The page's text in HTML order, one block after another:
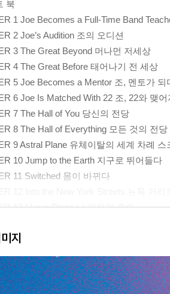
북
1 Joe Becomes a Full-Time Band
2 Joe’s Audition 조의 오디션
3 The Great Beyond 머나먼 저세상
4 The Great Before 태어나기 전 세상
5 Joe Becomes a Mentor 조, 멘토가 되
6 Joe Is Matched With 22 조, 22와 맺어
7 The Hall of You 당신의 전당
8 The Hall of Everything 모든 것의 전당
9 Astral Plane 유체이탈의 세계 차례 스
10 Jump to the Earth 지구로 뛰어들다
11 Switched 몸이 바뀌다
13 I Love Pizza 난 피자가 좋아
15 Connie’s Spark 코니의 불꽃
16 Hair Disaster 머리를 망치다
17 Barber Shop 이발소
18 Terry Time! 테리 타임!
지